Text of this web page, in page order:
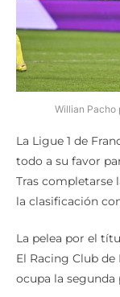
Willian Pacho
La Ligue 1 de
todo a su favor
Tras completarse
la clasificación
La pelea por el
El Racing Club
ocupa la